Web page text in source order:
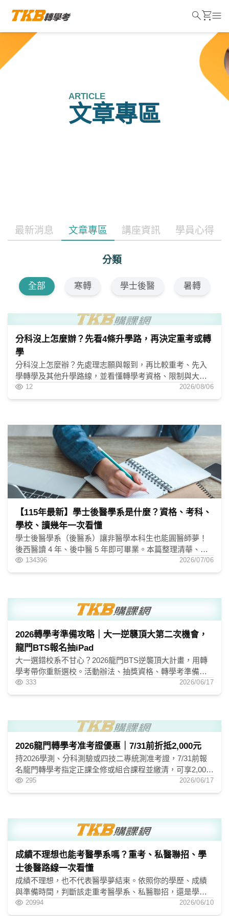
文章專區
ARTICLE
最新消息 文章專區 講座資訊 學員心得
分類
全部 寒轉 學士後醫 暑轉
分科沒上怎麼辦？先看4條升學路，再決定重考或轉
學
分科沒上怎麼辦？先處理志願與報到，再比較重考、先入
學轉學及其他升學路線，並看懂轉學考資格、限制與大一
準備方式。
12 2026/08/06
【115年最新】學士後醫學系是什麼？資格、考科、
學校、讀幾年一次看懂
學士後醫學系（後醫系）讓非醫學本科生也能圓醫師夢！
後西醫讀 4 年、後中醫 5 年即可畢業。本篇整理清華、中
興、高醫、中山等校報考資格、考試科目與各組差異，幫
你快速掌握方向。
134396 2026/07/06
2026轉學考準備攻略｜大一逆襲頂大第二次機會，
龍門BTS報名抽iPad
大一選錯校系不甘心？2026龍門BTS逆襲頂大計畫，用轉
學考帶你重新選校。活動辦法、抽獎資格、轉學考準備三
步驟一次看，報名指定全修課程再抽iPad，現在就開始逆
襲！
333 2026/06/17
2026龍門轉學考准考證優惠｜7/31前折抵2,000元
持2026學測、分科測驗或四技二專統測准考證，7/31前報
名龍門轉學考指定正課全修或組合課程並繳清，可享2,000
元折抵；大傳/新聞專案課表不適用。
295 2026/06/17
成績不理想也能考醫學系嗎？重考、私醫聯招、學
士後醫路線一次看懂
成績不理想，也不代表醫學夢結束。依照你的學歷、成績
與準備時間，判斷該走重考醫學系、私醫聯招，還是學士
後醫。這篇會用廣告進站考生最需要的角度，整理如何考
20994 2026/06/10
searchshopping_cartmenu